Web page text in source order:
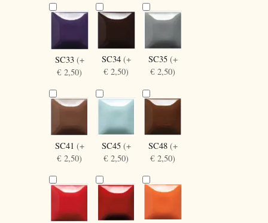
SC33 (+
€ 2,50)
SC34 (+
€ 2,50)
SC35 (+
€ 2,50)
SC41 (+
€ 2,50)
SC45 (+
€ 2,50)
SC48 (+
€ 2,50)